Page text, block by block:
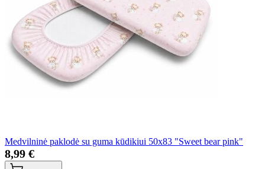
Medvilninė paklodė su guma kūdikiui 50x83 "Sweet bear pink"
8,99 €